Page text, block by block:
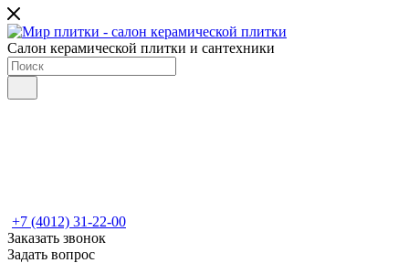
Салон керамической плитки и сантехники
+7 (4012) 31-22-00
Заказать звонок
Задать вопрос